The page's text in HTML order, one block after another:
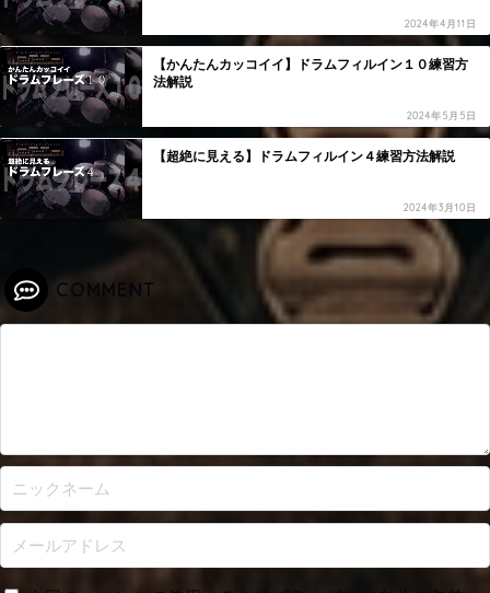
2024年4月11日
【かんたんカッコイイ】ドラムフィルイン１０練習方
法解説
2024年5月5日
【超絶に見える】ドラムフィルイン４練習方法解説
2024年3月10日
COMMENT